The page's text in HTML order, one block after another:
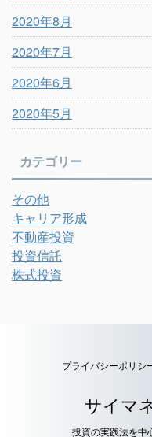
2020年8月
2020年7月
2020年6月
2020年5月
カテゴリー
その他
キャリア形成
不動産投資
投資信託
株式投資
プライバシーポリシ
サイマ
投資の実践法を中